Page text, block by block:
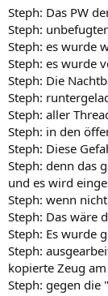
Steph: Das PW
Steph:
Steph: es wurde
Steph: es wurde
Steph: Die
Steph:
Steph: aller
Steph: in den
Steph: Diese
Steph: denn das
und es wird
Steph: wenn
Steph: Das wäre
Steph: Es wurde
Steph:
kopierte Zeug
Steph: gegen die